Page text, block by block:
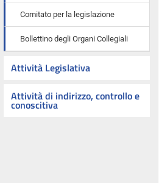
Comitato per la legislazione
Bollettino degli Organi Collegiali
Attività Legislativa
Attività di indirizzo, controllo e
conoscitiva